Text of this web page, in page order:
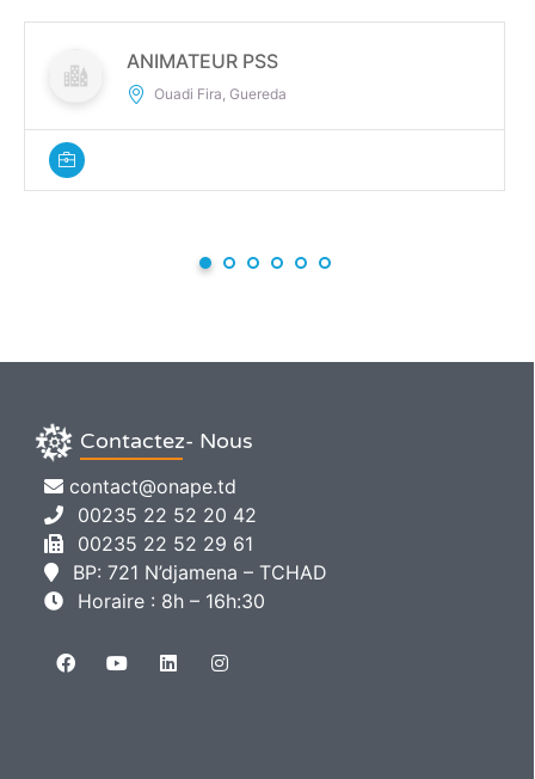
ANIMATEUR PSS
Ouadi Fira, Guereda
Contactez- Nous
contact@onape.td
00235 22 52 20 42
00235 22 52 29 61
BP: 721 N’djamena – TCHAD
Horaire : 8h – 16h:30